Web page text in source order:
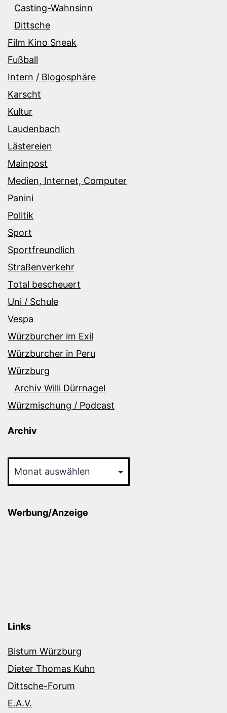
Casting-Wahnsinn
Dittsche
Film Kino Sneak
Fußball
Intern / Blogosphäre
Karscht
Kultur
Laudenbach
Lästereien
Mainpost
Medien, Internet, Computer
Panini
Politik
Sport
Sportfreundlich
Straßenverkehr
Total bescheuert
Uni / Schule
Vespa
Würzburcher im Exil
Würzburcher in Peru
Würzburg
Archiv Willi Dürrnagel
Würzmischung / Podcast
Archiv
Werbung/Anzeige
Links
Bistum Würzburg
Dieter Thomas Kuhn
Dittsche-Forum
E.A.V.